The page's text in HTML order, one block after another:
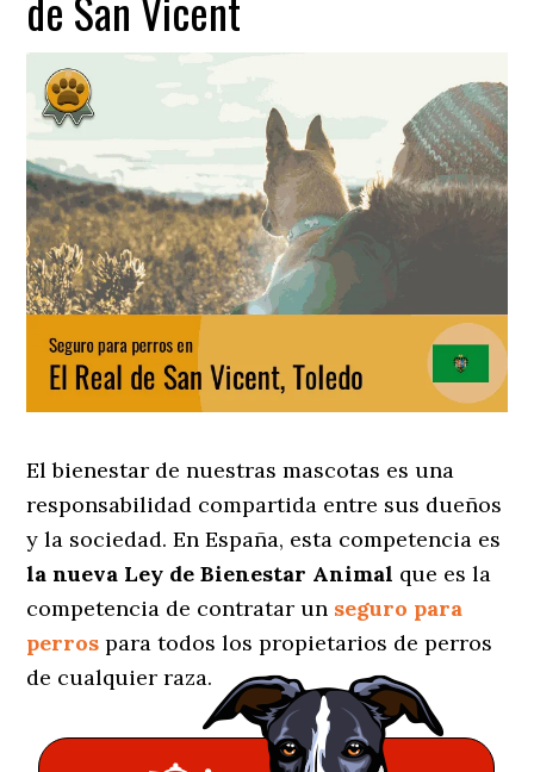
El bienestar de nuestras mascotas es una
responsabilidad compartida entre sus dueños
y la sociedad. En España, esta competencia es
la nueva Ley de Bienestar Animal que es la
competencia de contratar un seguro para
perros para todos los propietarios de perros
de cualquier raza.